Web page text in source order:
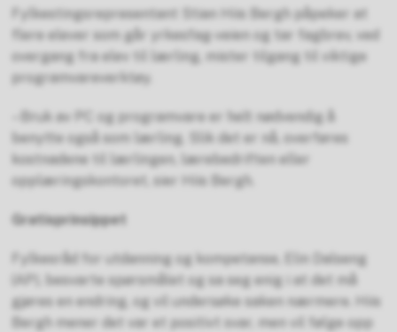
Fylkestingsrepresentant Stian Hiis Bergh påpeker at
flere elever som går yrkesfag-veien og tar fagbrev, ved
overgang fra elev til lærling, mister tilgang til viktige
programvareverktøy.
– Bruk av PC og programvare er helt nødvendig å
benytte også som lærling. Slik det er nå, overføres
kostnadene til lærlingen, lærebedriften eller
opplæringskontoret, sier Hiis Bergh.
Gratisprinsippet
Fylkesråd for utdanning og kompetanse, Elin Dalseng
(AP), besvarte spørsmålet og sa seg enig i at det må
gjøres en endring, og vil undersøke saken nærmere. Hiis
Bergh mener det var et positivt svar, men vil følge opp